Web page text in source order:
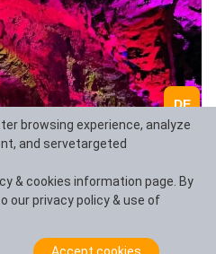
DE
browsing experience, analyze
and servetargeted
& cookies information page. By
our privacy policy & use of